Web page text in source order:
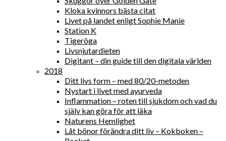
Kloka kvinnors bästa citat
Livet på landet enligt Sophie Manie
Station K
Tigeröga
Livsnjutardieten
Digitant – din guide till den digitala världen
2018
Ditt livs form – med 80/20-metoden
Nystart i livet med ayurveda
Inflammation – roten till sjukdom och vad du
själv kan göra för att läka
Naturens Hemlighet
Låt bönor förändra ditt liv – Kokboken –